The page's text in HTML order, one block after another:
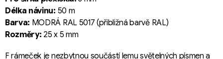
Délka návinu: 50 m
Barva: MODRÁ RAL 5017 (přibližná barvě RAL)
Rozměry: 25 x 5 mm
F rámeček je nezbytnou součástí lemu světelných písmen a